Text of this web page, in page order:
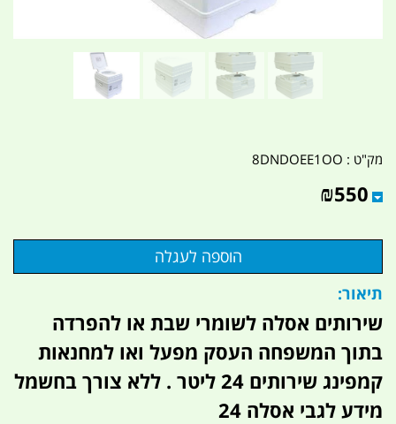
מק"ט : 8DNDOEE1OO
₪550
תיאור:
שירותים אסלה לשומרי שבת או להפרדה
בתוך המשפחה העסק מפעל ואו למחנאות
קמפינג שירותים 24 ליטר . ללא צורך בחשמל
מידע לגבי אסלה 24